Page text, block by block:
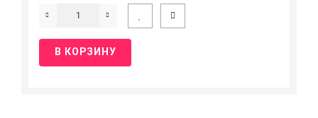
В КОРЗИНУ